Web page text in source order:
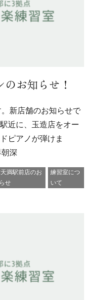
のお知らせ！
新店舗のお知らせで
近に、玉造店をオー
ピアノが弾けま
深
満駅前店のお
せ
練習室につ
いて